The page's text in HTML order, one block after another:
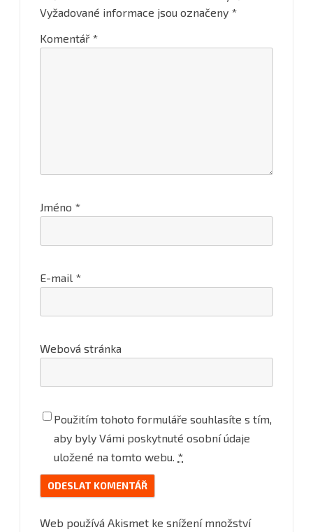
Vyžadované informace jsou označeny *
Komentář *
Jméno *
E-mail *
Webová stránka
Použitím tohoto formuláře souhlasíte s tím,
aby byly Vámi poskytnuté osobní údaje
uložené na tomto webu. *
Web používá Akismet ke snížení množství